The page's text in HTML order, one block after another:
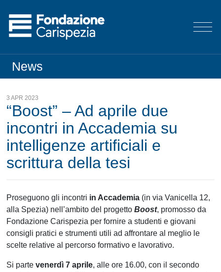
News
3 APR 2023
“Boost” – Ad aprile due
incontri in Accademia su
intelligenze artificiali e
scrittura della tesi
Proseguono gli incontri in Accademia (in via Vanicella 12,
alla Spezia) nell’ambito del progettoBoost, promosso da
Fondazione Carispezia per fornire a studenti e giovani
consigli pratici e strumenti utili ad affrontare al meglio le
scelte relative al percorso formativo e lavorativo.
Si partevenerdì 7 aprile, alle ore 16.00, con il secondo